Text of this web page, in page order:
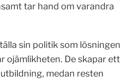
tar hand om varandra
sin politik som lösningen
ojämlikheten. De skapar ett
medan resten